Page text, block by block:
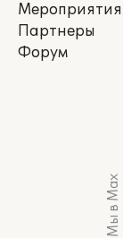
Мероприятия
Партнеры
Форум
Мы в Max